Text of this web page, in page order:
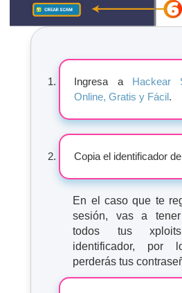
Ingresa a
Hackear
Online, Gratis y Fácil .
Copia el identificador
En el caso que te
sesión, vas a
todos tus
identificador, por
perderás tus